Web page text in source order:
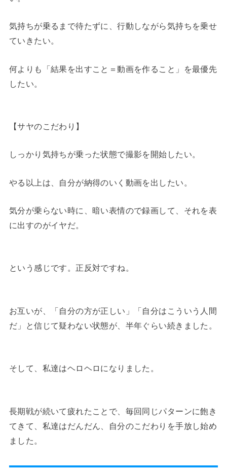
気持ちが乗るまで待たずに、行動しながら気持ちを乗せ
ていきたい。
何よりも「結果を出すこと＝動画を作ること」を最優先
したい。
【サヤのこだわり】
しっかり気持ちが乗った状態で撮影を開始したい。
やる以上は、自分が納得のいく動画を出したい。
気分が乗らない時に、暗い表情ので録画して、それを表
に出すのがイヤだ。
という感じです。正反対ですね。
お互いが、「自分の方が正しい」「自分はこういう人間
だ」と信じて疑わない状態が、半年ぐらい続きました。
そして、私達はヘロヘロになりました。
長期戦が続いて疲れたことで、毎回同じパターンに飽き
てきて、私達はだんだん、自分のこだわりを手放し始め
ました。